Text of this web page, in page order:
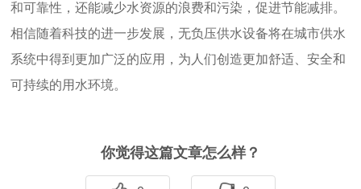
和可靠性，还能减少水资源的浪费和污染，促进节能减排。
相信随着科技的进一步发展，无负压供水设备将在城市供水
系统中得到更加广泛的应用，为人们创造更加舒适、安全和
可持续的用水环境。
你觉得这篇文章怎么样？